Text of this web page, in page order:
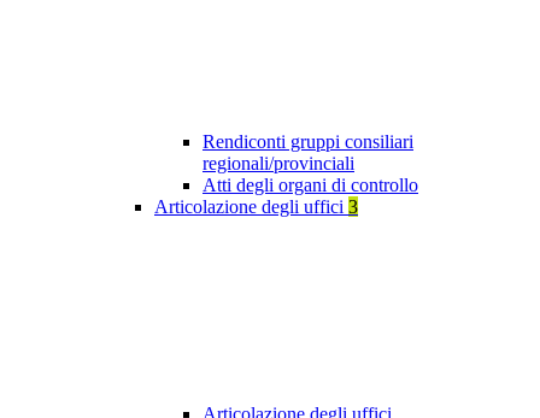
Rendiconti gruppi consiliari
regionali/provinciali
Atti degli organi di controllo
Articolazione degli uffici 3